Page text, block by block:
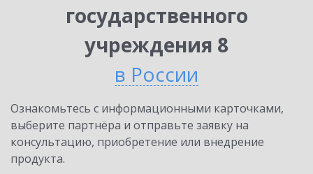
государственного
учреждения 8
в России
Ознакомьтесь с информационными карточками,
выберите партнёра и отправьте заявку на
консультацию, приобретение или внедрение
продукта.